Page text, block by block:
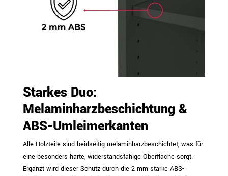
Starkes Duo:
Melaminharzbeschichtung &
ABS-Umleimerkanten
Alle Holzteile sind beidseitig melaminharzbeschichtet, was für
eine besonders harte, widerstandsfähige Oberfläche sorgt.
Ergänzt wird dieser Schutz durch die 2 mm starke ABS-